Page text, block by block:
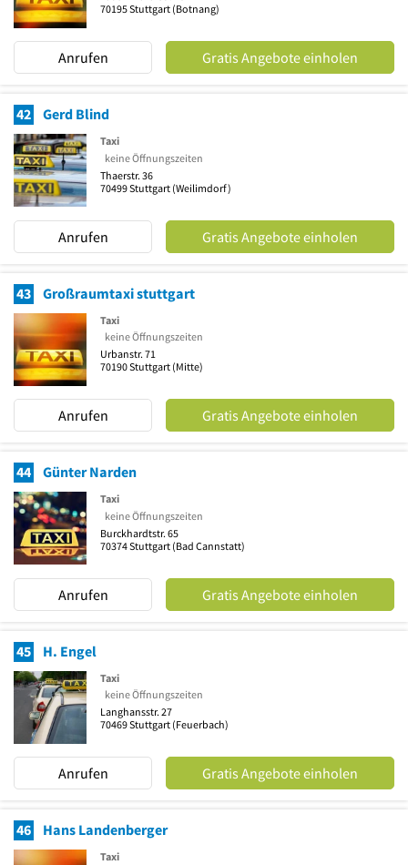
70195Stuttgart (Botnang)
Anrufen Gratis Angebote einholen
42 Gerd Blind
Taxi
keine Öffnungszeiten
Thaerstr. 36
70499Stuttgart (Weilimdorf)
Anrufen Gratis Angebote einholen
43 Großraumtaxi stuttgart
Taxi
keine Öffnungszeiten
Urbanstr. 71
70190Stuttgart (Mitte)
Anrufen Gratis Angebote einholen
44 Günter Narden
Taxi
keine Öffnungszeiten
Burckhardtstr. 65
70374Stuttgart (Bad Cannstatt)
Anrufen Gratis Angebote einholen
45 H. Engel
Taxi
keine Öffnungszeiten
Langhansstr. 27
70469Stuttgart (Feuerbach)
Anrufen Gratis Angebote einholen
46 Hans Landenberger
Taxi